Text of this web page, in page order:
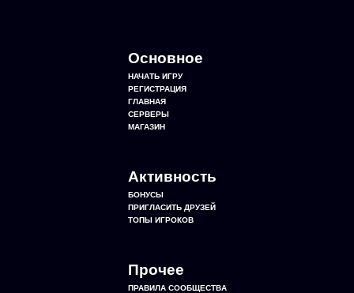
Основное
НАЧАТЬ ИГРУ
РЕГИСТРАЦИЯ
ГЛАВНАЯ
СЕРВЕРЫ
МАГАЗИН
Активность
БОНУСЫ
ПРИГЛАСИТЬ ДРУЗЕЙ
ТОПЫ ИГРОКОВ
Прочее
ПРАВИЛА СООБЩЕСТВА